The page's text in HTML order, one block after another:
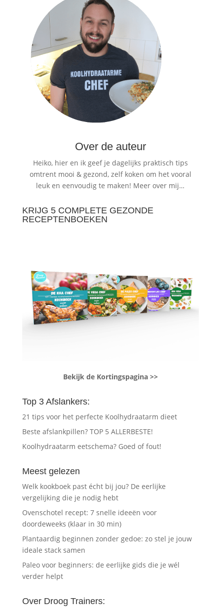
Over de auteur
Heiko, hier en ik geef je dagelijks praktisch tips
omtrent mooi & gezond, zelf koken om het vooral
leuk en eenvoudig te maken! Meer over mij…
KRIJG 5 COMPLETE GEZONDE
RECEPTENBOEKEN
Bekijk de Kortingspagina >>
Top 3 Afslankers:
21 tips voor het perfecte Koolhydraatarm dieet
Beste afslankpillen? TOP 5 ALLERBESTE!
Koolhydraatarm eetschema? Goed of fout!
Meest gelezen
Welk kookboek past écht bij jou? De eerlijke
vergelijking die je nodig hebt
Ovenschotel recept: 7 snelle ideeën voor
doordeweeks (klaar in 30 min)
Plantaardig beginnen zonder gedoe: zo stel je jouw
ideale stack samen
Paleo voor beginners: de eerlijke gids die je wél
verder helpt
Over Droog Trainers: